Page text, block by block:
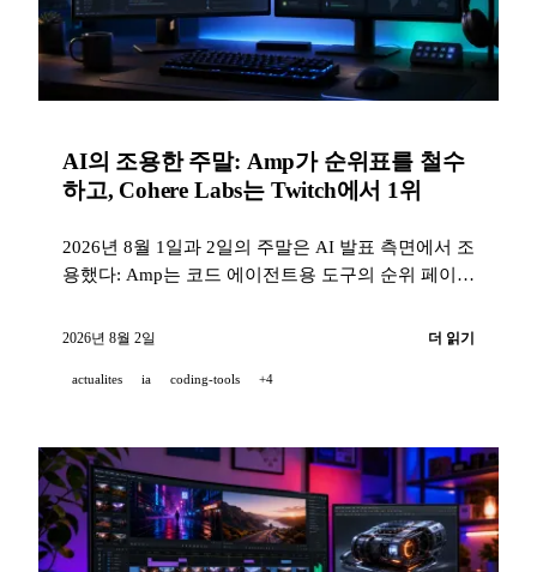
AI의 조용한 주말: Amp가 순위표를 철수
하고, Cohere Labs는 Twitch에서 1위
2026년 8월 1일과 2일의 주말은 AI 발표 측면에서 조
용했다: Amp는 코드 에이전트용 도구의 순위 페이지
카테고리 1위라고 발표했다.
2026년 8월 2일 더 읽기
actualites ia coding-tools +4